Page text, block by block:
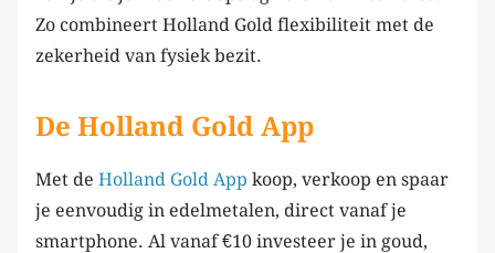
Zo combineert Holland Gold flexibiliteit met de
zekerheid van fysiek bezit.
De Holland Gold App
Met de Holland Gold App koop, verkoop en spaar
je eenvoudig in edelmetalen, direct vanaf je
smartphone. Al vanaf €10 investeer je in goud,